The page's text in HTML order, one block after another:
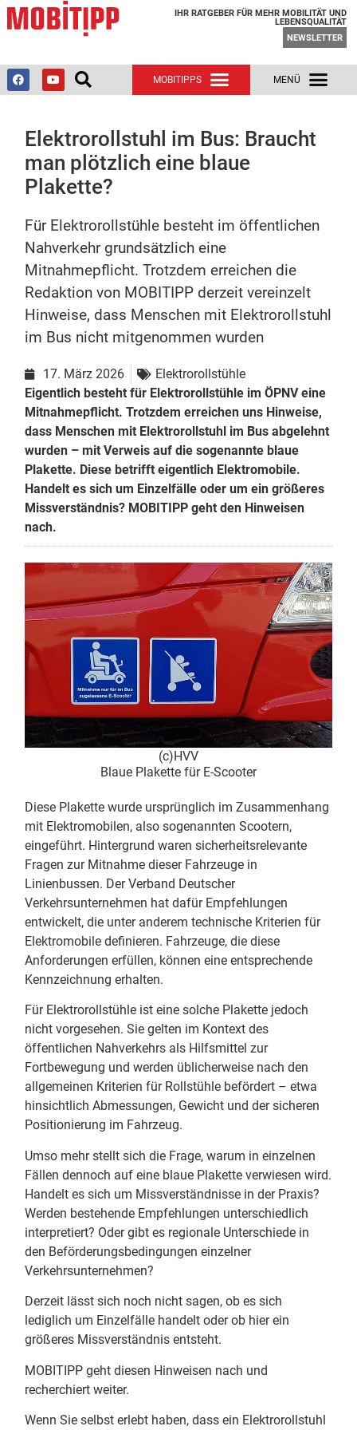
IHR RATGEBER FÜR MEHR MOBILITÄT UND
LEBENSQUALITÄT
NEWSLETTER
Elektrorollstuhl im Bus: Braucht
man plötzlich eine blaue
Plakette?
Für Elektrorollstühle besteht im öffentlichen
Nahverkehr grundsätzlich eine
Mitnahmepflicht. Trotzdem erreichen die
Redaktion von MOBITIPP derzeit vereinzelt
Hinweise, dass Menschen mit Elektrorollstuhl
im Bus nicht mitgenommen wurden
17. März 2026
Elektrorollstühle
Eigentlich besteht für Elektrorollstühle im ÖPNV eine
Mitnahmepflicht. Trotzdem erreichen uns Hinweise,
dass Menschen mit Elektrorollstuhl im Bus abgelehnt
wurden – mit Verweis auf die sogenannte blaue
Plakette. Diese betrifft eigentlich Elektromobile.
Handelt es sich um Einzelfälle oder um ein größeres
Missverständnis? MOBITIPP geht den Hinweisen
nach.
(c)HVV
Blaue Plakette für E-Scooter
Diese Plakette wurde ursprünglich im Zusammenhang
mit Elektromobilen, also sogenannten Scootern,
eingeführt. Hintergrund waren sicherheitsrelevante
Fragen zur Mitnahme dieser Fahrzeuge in
Linienbussen. DerVerband Deutscher
Verkehrsunternehmen hat dafür Empfehlungen
entwickelt, die unter anderem technische Kriterien für
Elektromobile definieren. Fahrzeuge, die diese
Anforderungen erfüllen, können eine entsprechende
Kennzeichnung erhalten.
Für Elektrorollstühle ist eine solche Plakette jedoch
nicht vorgesehen. Sie gelten im Kontext des
öffentlichen Nahverkehrs als Hilfsmittel zur
Fortbewegung und werden üblicherweise nach den
allgemeinen Kriterien für Rollstühle befördert – etwa
hinsichtlich Abmessungen, Gewicht und der sicheren
Positionierung im Fahrzeug.
Umso mehr stellt sich die Frage, warum in einzelnen
Fällen dennoch auf eine blaue Plakette verwiesen wird.
Handelt es sich um Missverständnisse in der Praxis?
Werden bestehende Empfehlungen unterschiedlich
interpretiert? Oder gibt es regionale Unterschiede in
den Beförderungsbedingungen einzelner
Verkehrsunternehmen?
Derzeit lässt sich noch nicht sagen, ob es sich
lediglich um Einzelfälle handelt oder ob hier ein
größeres Missverständnis entsteht.
MOBITIPP geht diesen Hinweisen nach und
recherchiert weiter.
Wenn Sie selbst erlebt haben, dass ein Elektrorollstuhl